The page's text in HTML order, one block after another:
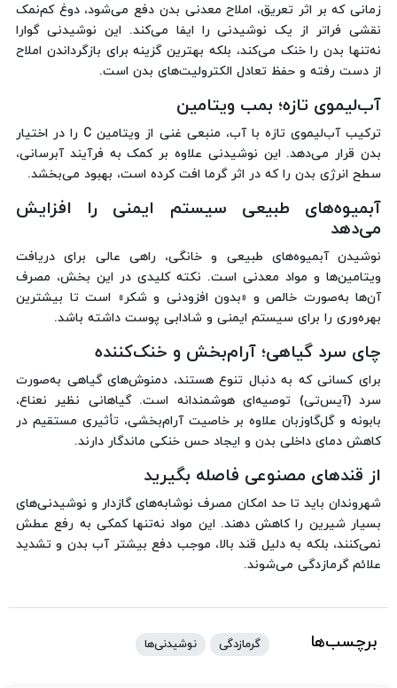
زمانی که بر اثر تعریق، املاح معدنی بدن دفع می‌شود، دوغ کم‌نمک
نقشی فراتر از یک نوشیدنی را ایفا می‌کند. این نوشیدنی گوارا
نه‌تنها بدن را خنک می‌کند، بلکه بهترین گزینه برای بازگرداندن املاح
از دست رفته و حفظ تعادل الکترولیت‌های بدن است.
آب‌لیموی تازه؛ بمب ویتامین
ترکیب آب‌لیموی تازه با آب، منبعی غنی از ویتامین C را در اختیار
بدن قرار می‌دهد. این نوشیدنی علاوه بر کمک به فرآیند آبرسانی،
سطح انرژی بدن را که در اثر گرما افت کرده است، بهبود می‌بخشد.
آبمیوه‌های طبیعی سیستم ایمنی را افزایش
می‌دهد
نوشیدن آبمیوه‌های طبیعی و خانگی، راهی عالی برای دریافت
ویتامین‌ها و مواد معدنی است. نکته کلیدی در این بخش، مصرف
آن‌ها به‌صورت خالص و «بدون افزودنی و شکر» است تا بیشترین
بهره‌وری را برای سیستم ایمنی و شادابی پوست داشته باشد.
چای سرد گیاهی؛ آرام‌بخش و خنک‌کننده
برای کسانی که به دنبال تنوع هستند، دمنوش‌های گیاهی به‌صورت
سرد (آیس‌تی) توصیه‌ای هوشمندانه است. گیاهانی نظیر نعناع،
بابونه و گل‌گاوزبان علاوه بر خاصیت آرام‌بخشی، تأثیری مستقیم در
کاهش دمای داخلی بدن و ایجاد حس خنکی ماندگار دارند.
از قندهای مصنوعی فاصله بگیرید
شهروندان باید تا حد امکان مصرف نوشابه‌های گازدار و نوشیدنی‌های
بسیار شیرین را کاهش دهند. این مواد نه‌تنها کمکی به رفع عطش
نمی‌کنند، بلکه به دلیل قند بالا، موجب دفع بیشتر آب بدن و تشدید
علائم گرمازدگی می‌شوند.
برچسب‌ها گرمازدگی نوشیدنی‌ها